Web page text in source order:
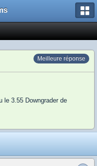
Meilleure réponse
le 3.55 Downgrader de